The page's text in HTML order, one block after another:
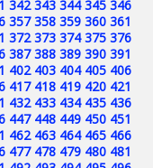
342 343 344 345 346
357 358 359 360 361
372 373 374 375 376
387 388 389 390 391
402 403 404 405 406
417 418 419 420 421
432 433 434 435 436
447 448 449 450 451
462 463 464 465 466
477 478 479 480 481